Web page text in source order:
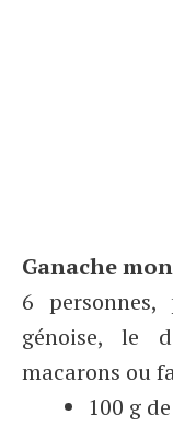
Ganache
6
génoise, le
macarons ou
100 g de